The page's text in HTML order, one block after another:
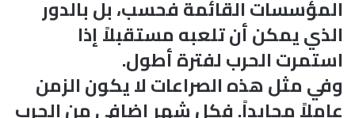
المؤسسات القائمة فحسب، بل بالدور
الذي يمكن أن تلعبه مستقبلاً إذا
استمرت الحرب لفترة أطول.
وفي مثل هذه الصراعات لا يكون الزمن
عاملاً محايداً. فكل شهر إضافي من الحرب